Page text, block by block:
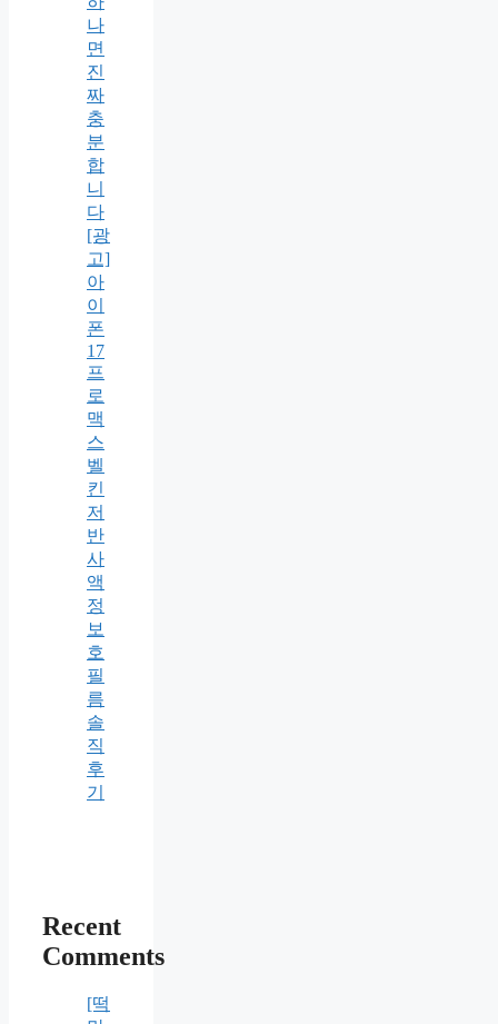
나
면
진
짜
충
분
합
니
다
[광
고]
아
이
폰
17
프
로
맥
스
벨
킨
저
반
사
액
정
보
호
필
름
솔
직
후
기
Recent
Comments
[떡